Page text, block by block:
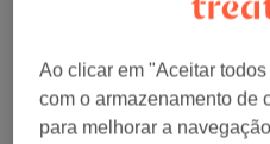
Ao clicar em "Aceitar
com o armazenamento de
para melhorar a